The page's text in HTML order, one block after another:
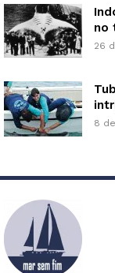
no
26
8